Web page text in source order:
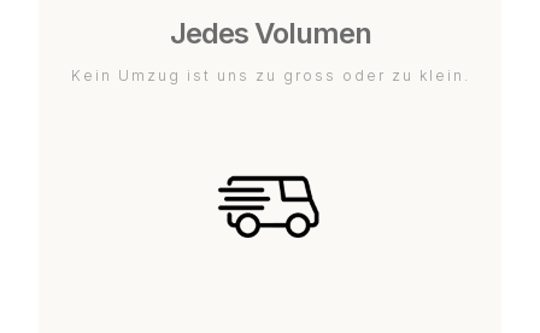
Jedes Volumen
Kein Umzug ist uns zu gross oder zu klein.